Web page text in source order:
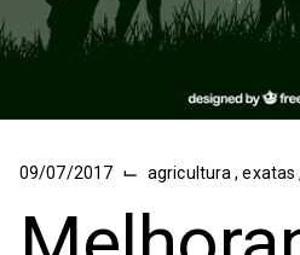
09/07/2017 ⌙ agricultura,exatas,